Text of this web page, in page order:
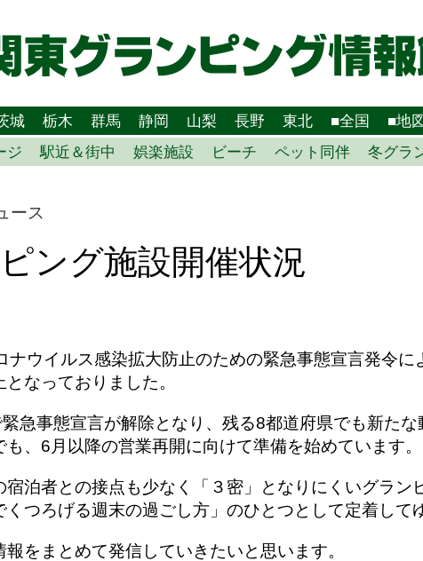
城 栃木 群馬 静岡 山梨 長野 東北 ■全国 ■地
ジ 駅近＆街中 娯楽施設 ビーチ ペット同伴 冬グラ
ース
ング施設開催状況
ナウイルス感染拡大防止のための緊急事態宣言発令
なっておりました。
急事態宣言が解除となり、残る8都道府県でも新た
、6月以降の営業再開に向けて準備を始めています。
宿泊者との接点も少なく「３密」となりにくいグラン
つろげる週末の過ごし方」のひとつとして定着して
をまとめて発信していきたいと思います。